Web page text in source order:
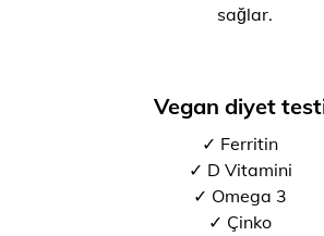
sağlar.
Vegan diyet
✓ Ferritin
✓ D Vitamini
✓ Omega 3
✓ Çinko